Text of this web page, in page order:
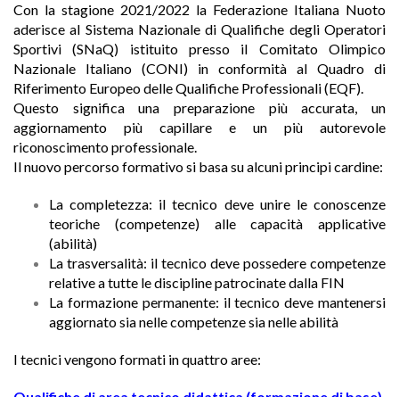
Con la stagione 2021/2022 la Federazione Italiana Nuoto
aderisce al Sistema Nazionale di Qualifiche degli Operatori
Sportivi (SNaQ) istituito presso il Comitato Olimpico
Nazionale Italiano (CONI) in conformità al Quadro di
Riferimento Europeo delle Qualifiche Professionali (EQF).
Questo significa una preparazione più accurata, un
aggiornamento più capillare e un più autorevole
riconoscimento professionale.
Il nuovo percorso formativo si basa su alcuni principi cardine:
La completezza: il tecnico deve unire le conoscenze
teoriche (competenze) alle capacità applicative
(abilità)
La trasversalità: il tecnico deve possedere competenze
relative a tutte le discipline patrocinate dalla FIN
La formazione permanente: il tecnico deve mantenersi
aggiornato sia nelle competenze sia nelle abilità
I tecnici vengono formati in quattro aree: